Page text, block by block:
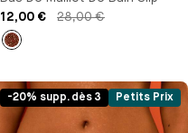
12,00 €
28,00 €
-20% supp. dès 3 Petits Prix